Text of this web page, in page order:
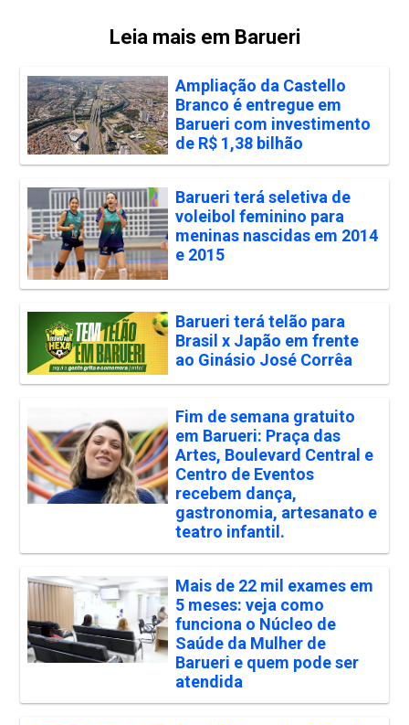
Leia mais em Barueri
Ampliação da Castello
Branco é entregue em
Barueri com investimento
de R$ 1,38 bilhão
Barueri terá seletiva de
voleibol feminino para
meninas nascidas em 2014
e 2015
Barueri terá telão para
Brasil x Japão em frente
ao Ginásio José Corrêa
Fim de semana gratuito
em Barueri: Praça das
Artes, Boulevard Central e
Centro de Eventos
recebem dança,
gastronomia, artesanato e
teatro infantil.
Mais de 22 mil exames em
5 meses: veja como
funciona o Núcleo de
Saúde da Mulher de
Barueri e quem pode ser
atendida